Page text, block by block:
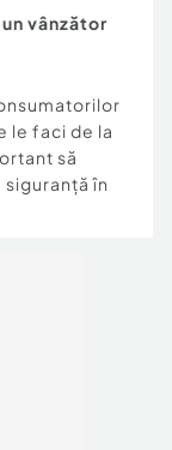
vânzător
le faci de la
să
în